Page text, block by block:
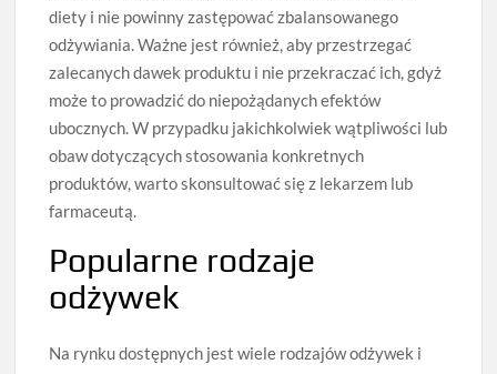
diety i nie powinny zastępować zbalansowanego
odżywiania. Ważne jest również, aby przestrzegać
zalecanych dawek produktu i nie przekraczać ich, gdyż
może to prowadzić do niepożądanych efektów
ubocznych. W przypadku jakichkolwiek wątpliwości lub
obaw dotyczących stosowania konkretnych
produktów, warto skonsultować się z lekarzem lub
farmaceutą.
Popularne rodzaje
odżywek
Na rynku dostępnych jest wiele rodzajów odżywek i